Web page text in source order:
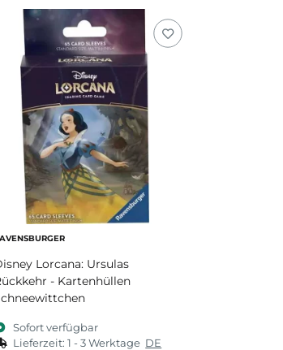
Lorcana: Ursulas
- Kartenhüllen
Sofort verfügbar
Lieferzeit:1 - 3 Werktage DE